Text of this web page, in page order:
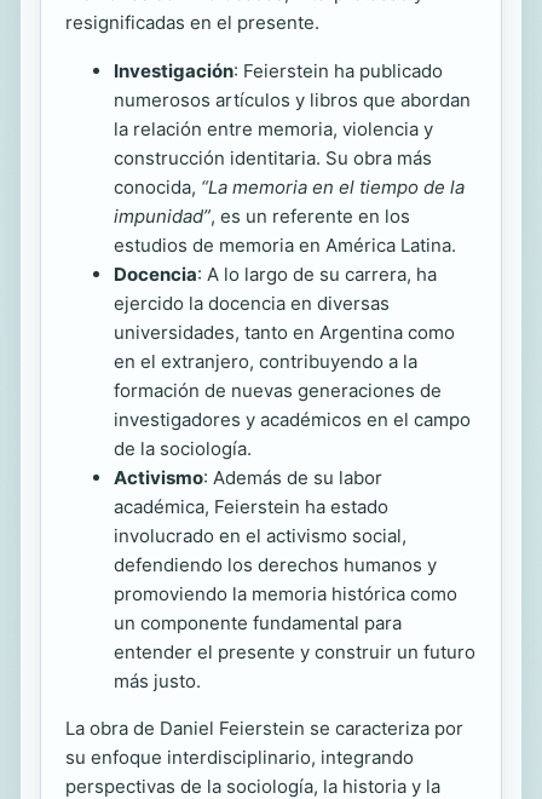
resignificadas en el presente.
Investigación: Feierstein ha publicado
numerosos artículos y libros que abordan
la relación entre memoria, violencia y
construcción identitaria. Su obra más
conocida, “La memoria en el tiempo de la
impunidad”, es un referente en los
estudios de memoria en América Latina.
Docencia: A lo largo de su carrera, ha
ejercido la docencia en diversas
universidades, tanto en Argentina como
en el extranjero, contribuyendo a la
formación de nuevas generaciones de
investigadores y académicos en el campo
de la sociología.
Activismo: Además de su labor
académica, Feierstein ha estado
involucrado en el activismo social,
defendiendo los derechos humanos y
promoviendo la memoria histórica como
un componente fundamental para
entender el presente y construir un futuro
más justo.
La obra de Daniel Feierstein se caracteriza por
su enfoque interdisciplinario, integrando
perspectivas de la sociología, la historia y la